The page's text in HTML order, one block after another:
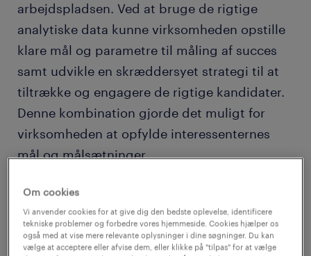
arbejdspladsen. Ved at bruge de rigtige
analytiske data kunne virksomheden opstille
klare mål og parametre til måling af succes
samt udvikle en skræddersyet strategi til at
tiltrække og engagere de rigtige kandidater.
Denne kombination gjorde det muligt for
virksomheden at opfylde interessenternes
mål og målsætninger.
Et andet eksempel på, hvordan People
Analytics kan hjælpe organisationer med at
træffe datadrevne beslutninger, kan ses i
Om cookies
Vi anvender cookies for at give dig den bedste oplevelse, identificere
tekniske problemer og forbedre vores hjemmeside. Cookies hjælper os
også med at vise mere relevante oplysninger i dine søgninger. Du kan
vælge at acceptere eller afvise dem, eller klikke på "tilpas" for at vælge